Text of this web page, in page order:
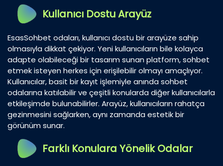
Kullanıcı Dostu Arayüz
EsasSohbet odaları, kullanıcı dostu bir arayüze sahip
olmasıyla dikkat çekiyor. Yeni kullanıcıların bile kolayca
adapte olabileceği bir tasarım sunan platform, sohbet
etmek isteyen herkes için erişilebilir olmayı amaçlıyor.
Kullanıcılar, basit bir kayıt işlemiyle anında sohbet
odalarına katılabilir ve çeşitli konularda diğer kullanıcılarla
etkileşimde bulunabilirler. Arayüz, kullanıcıların rahatça
gezinmesini sağlarken, aynı zamanda estetik bir
görünüm sunar.
Farklı Konulara Yönelik Odalar